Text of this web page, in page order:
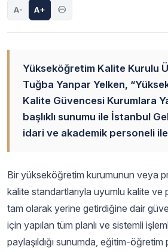
A- A+
Yükseköğretim Kalite Kurulu
Tuğba Yanpar Yelken,
Kalite Güvencesi Kurumlara
başlıklı sunumu ile İstanbul
idari ve akademik personeli
Bir yükseköğretim kurumunun veya
kalite standartlarıyla uyumlu kalite ve
tam olarak yerine getirdiğine dair
için yapılan tüm planlı ve sistemli
paylaşıldığı sunumda, eğitim-öğretim